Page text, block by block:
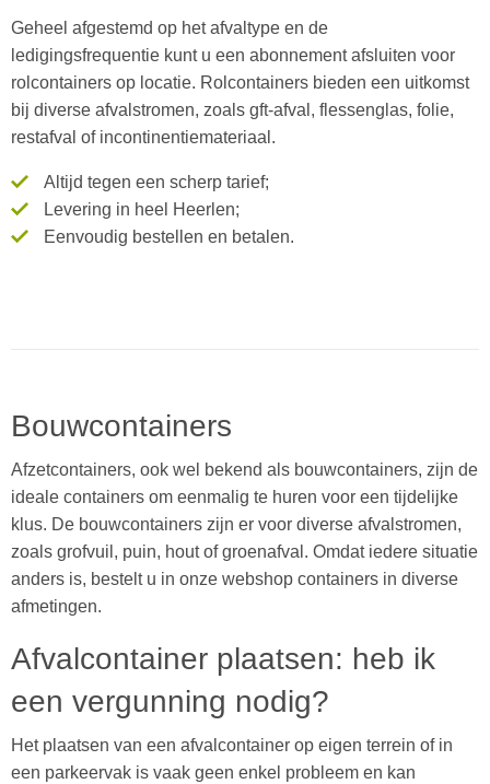
Geheel afgestemd op het afvaltype en de
ledigingsfrequentie kunt u een abonnement afsluiten voor
rolcontainers op locatie. Rolcontainers bieden een uitkomst
bij diverse afvalstromen, zoals gft-afval, flessenglas, folie,
restafval of incontinentiemateriaal.
Altijd tegen een scherp tarief;
Levering in heel Heerlen;
Eenvoudig bestellen en betalen.
Bouwcontainers
Afzetcontainers, ook wel bekend als bouwcontainers, zijn de
ideale containers om eenmalig te huren voor een tijdelijke
klus. De bouwcontainers zijn er voor diverse afvalstromen,
zoals grofvuil, puin, hout of groenafval. Omdat iedere situatie
anders is, bestelt u in onze webshop containers in diverse
afmetingen.
Afvalcontainer plaatsen: heb ik
een vergunning nodig?
Het plaatsen van een afvalcontainer op eigen terrein of in
een parkeervak is vaak geen enkel probleem en kan